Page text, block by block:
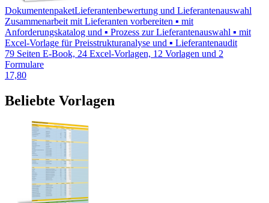
DokumentenpaketLieferantenbewertung und Lieferantenauswahl
Zusammenarbeit mit Lieferanten vorbereiten ▪ mit
Anforderungskatalog und ▪ Prozess zur Lieferantenauswahl ▪ mit
Excel-Vorlage für Preisstrukturanalyse und ▪ Lieferantenaudit
79 Seiten E-Book, 24 Excel-Vorlagen, 12 Vorlagen und 2
Formulare
17,80
Beliebte Vorlagen